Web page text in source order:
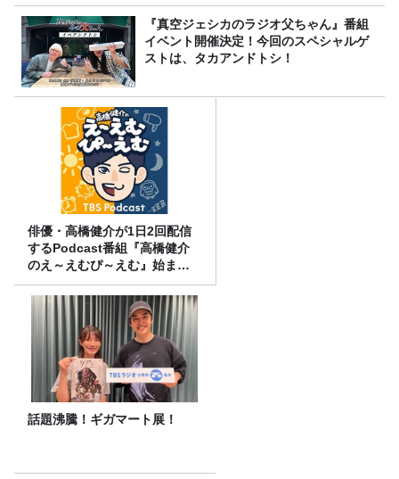
『真空ジェシカのラジオ父ちゃん』番組
イベント開催決定！今回のスペシャルゲ
ストは、タカアンドトシ！
俳優・高橋健介が1日2回配信
するPodcast番組『高橋健介
のえ～えむぴ～えむ』始まり
ます
話題沸騰！ギガマート展！